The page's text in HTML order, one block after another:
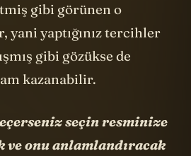
gibi görünen o
yani yaptığınız tercihler
gibi gözükse de
kazanabilir.
seçin resminize
onu anlamlandıracak